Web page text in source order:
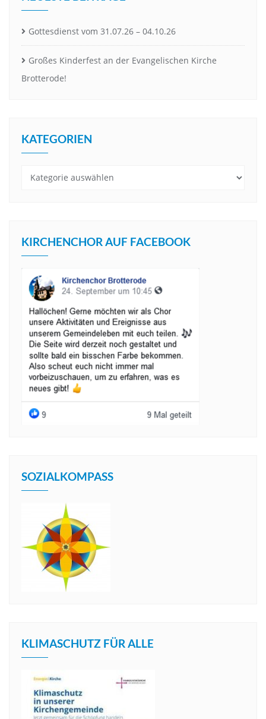
Gottesdienst vom 31.07.26 – 04.10.26
Großes Kinderfest an der Evangelischen Kirche
Brotterode!
KATEGORIEN
Kategorien
KIRCHENCHOR AUF FACEBOOK
SOZIALKOMPASS
KLIMASCHUTZ FÜR ALLE